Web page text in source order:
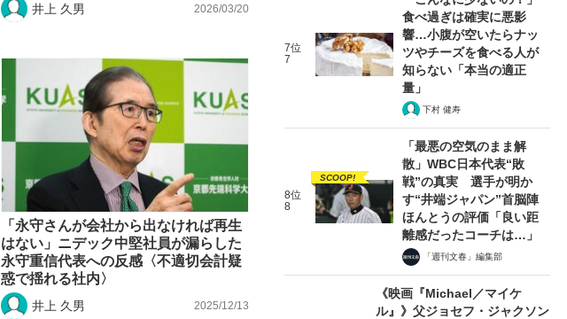
井上 久男 2026/03/20
「永守さんが会社から出なければ再生
はない」ニデック中堅社員が漏らした
永守重信代表への反感〈不適切会計疑
惑で揺れる社内〉
井上 久男 2025/12/13
7位
7
食べ過ぎは確実に悪影
響…小腹が空いたらナッ
ツやチーズを食べる人が
知らない「本当の適正
量」
下村 健寿
8位
8
SCOOP!
「最悪の空気のまま解
散」WBC日本代表“敗
戦”の真実 選手が明か
す“井端ジャパン”首脳陣
ほんとうの評価「良い距
離感だったコーチは…」
「週刊文春」編集部
《映画『Michael／マイケ
ル』》父ジョセフ・ジャクソン